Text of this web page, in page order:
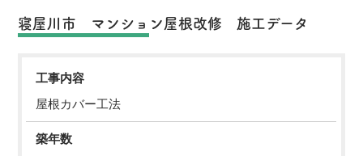
寝屋川市 マンション屋根改修 施工データ
工事内容
屋根カバー工法
築年数